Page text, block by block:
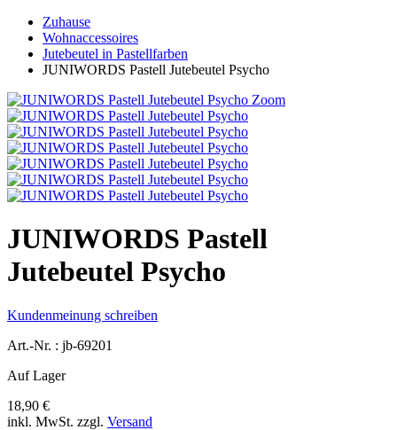
Zuhause
Wohnaccessoires
Jutebeutel in Pastellfarben
JUNIWORDS Pastell Jutebeutel Psycho
Zoom
JUNIWORDS Pastell
Jutebeutel Psycho
Kundenmeinung schreiben
Art.-Nr. : jb-69201
Auf Lager
18,90 €
inkl. MwSt. zzgl. Versand